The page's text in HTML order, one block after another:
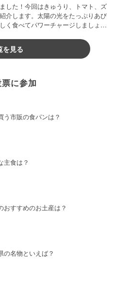
した！今回はきゅうり、トマト、ズ
介します。太陽の光をたっぷりあび
く食べてパワーチャージしましょう
を見る
に参加
う市販の食パンは？
主食は？
おすすめのお土産は？
の名物といえば？